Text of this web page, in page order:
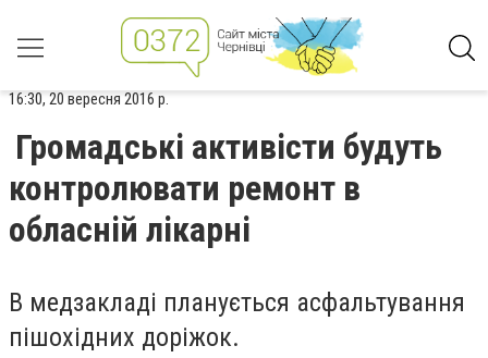
16:30, 20 вересня 2016 р.
Громадські активісти будуть
контролювати ремонт в
обласній лікарні
В медзакладі планується асфальтування
пішохідних доріжок.